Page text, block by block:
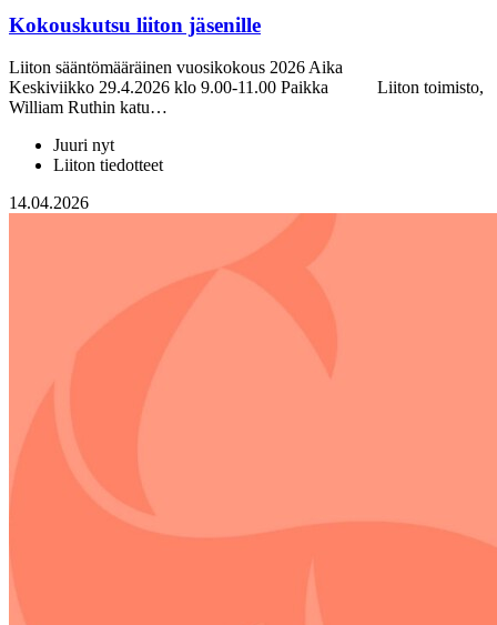
Kokouskutsu liiton jäsenille
Liiton sääntömääräinen vuosikokous 2026 Aika
Keskiviikko 29.4.2026 klo 9.00-11.00 Paikka Liiton toimisto,
William Ruthin katu…
Juuri nyt
Liiton tiedotteet
14.04.2026